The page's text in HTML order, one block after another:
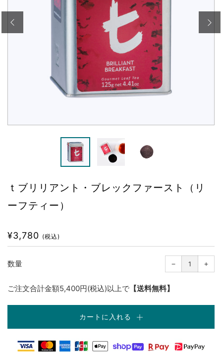
ｔブリリアント・ブレックファースト（リ
ーフティー）
通
格
¥3,780 (税込)
数量 −
1
減
す
+
1
増
す
ご注文合計金額5,400円(税込)以上で 【送料無料】
カートに入れる